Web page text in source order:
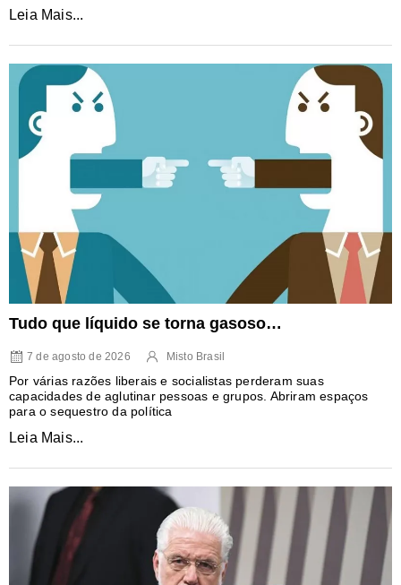
Leia Mais...
Tudo que líquido se torna gasoso…
7 de agosto de 2026 Misto Brasil
Por várias razões liberais e socialistas perderam suas
capacidades de aglutinar pessoas e grupos. Abriram espaços
para o sequestro da política
Leia Mais...